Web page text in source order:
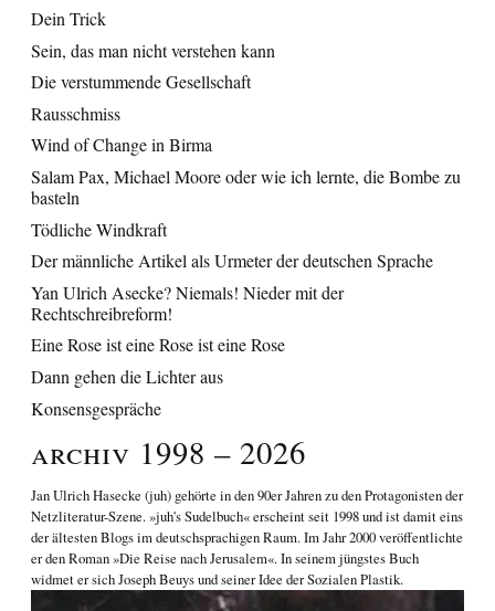
Dein Trick
Sein, das man nicht verstehen kann
Die verstummende Gesellschaft
Rausschmiss
Wind of Change in Birma
Salam Pax, Michael Moore oder wie ich lernte, die Bombe zu
basteln
Tödliche Windkraft
Der männliche Artikel als Urmeter der deutschen Sprache
Yan Ulrich Asecke? Niemals! Nieder mit der
Rechtschreibreform!
Eine Rose ist eine Rose ist eine Rose
Dann gehen die Lichter aus
Konsensgespräche
Archiv 1998 – 2026
Jan Ulrich Hasecke (juh) gehörte in den 90er Jahren zu den Protagonisten der
Netzliteratur-Szene. »juh's Sudelbuch« erscheint seit 1998 und ist damit eins
der ältesten Blogs im deutschsprachigen Raum. Im Jahr 2000 veröffentlichte
er den Roman»Die Reise nach Jerusalem«. In seinem jüngstes Buch
widmet er sichJoseph Beuys und seiner Idee der Sozialen Plastik.